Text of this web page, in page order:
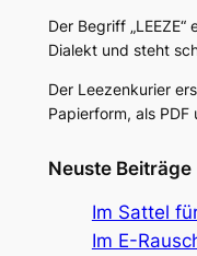
Der Begriff
Dialekt und steht
Der Leezenkurier
Papierform, als
Neuste Beiträge
Im Sattel
Im E-